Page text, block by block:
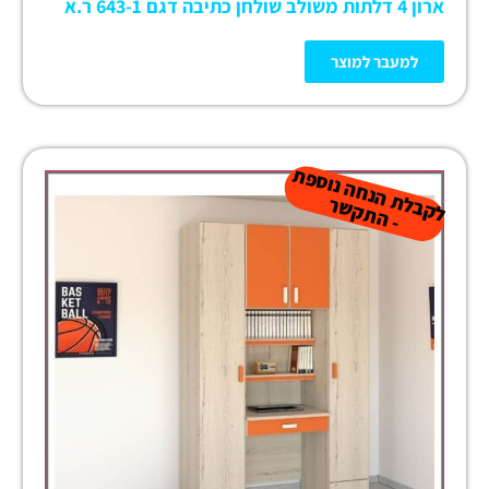
ארון 4 דלתות משולב שולחן כתיבה דגם 643-1 ר.א
למעבר למוצר
ל
ק
ב
ל
ת
הנ
ח
ה נו
ס
פ
ת
-
ה
ת
ק
ש
ר